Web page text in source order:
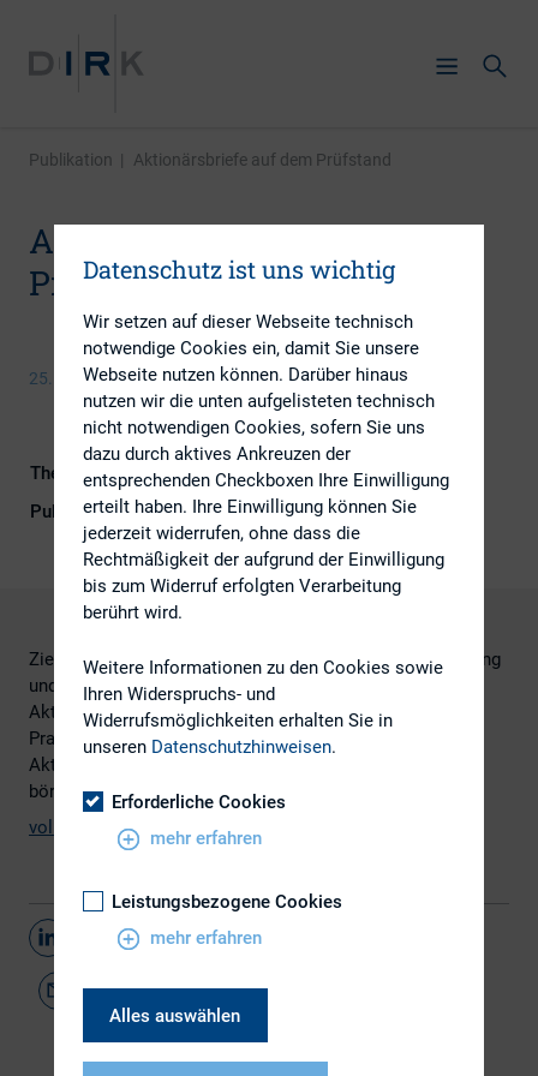
Publikation | Aktionärsbriefe auf dem Prüfstand
Aktionärsbriefe auf dem
Prüfstand
25. September 2013
Themengebiet
Berichterstattung
Publikationsform
Externe Publikationen
Ziel dieser Studie ist es, eine aktuelle Standortbestimmung
und einen Überblick zur Berichterstattung bezüglich der
Aktionärsbriefe zu geben, aus der sich Trends und Best
Practices ableiten lassen. Hierzu wurden die
Aktionärsbriefe von Schweizer und deutschen
börsenkotierten Unternehmen untersucht.
vollständige Studie
Teilen
Datenschutz ist uns wichtig
Wir setzen auf dieser Webseite technisch
notwendige Cookies ein, damit Sie unsere
Webseite nutzen können. Darüber hinaus
nutzen wir die unten aufgelisteten technisch
nicht notwendigen Cookies, sofern Sie uns
dazu durch aktives Ankreuzen der
entsprechenden Checkboxen Ihre Einwilligung
erteilt haben. Ihre Einwilligung können Sie
jederzeit widerrufen, ohne dass die
Rechtmäßigkeit der aufgrund der Einwilligung
bis zum Widerruf erfolgten Verarbeitung
berührt wird.
Weitere Informationen zu den Cookies sowie
Ihren Widerspruchs- und
Widerrufsmöglichkeiten erhalten Sie in
unseren Datenschutzhinweisen.
Erforderliche Cookies
mehr erfahren
Leistungsbezogene Cookies
mehr erfahren
Alles auswählen